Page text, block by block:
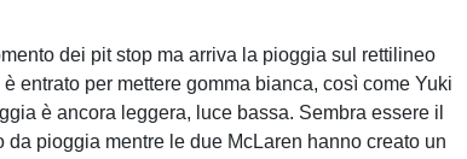
dei pit stop ma arriva la pioggia sul rettilineo
entrato per mettere gomma bianca, così come Yuki
è ancora leggera, luce bassa. Sembra essere il
da pioggia mentre le due McLaren hanno creato un